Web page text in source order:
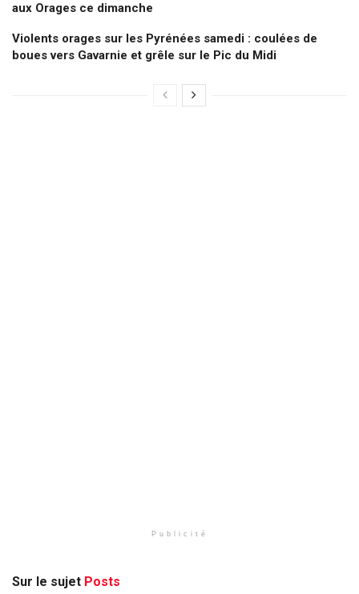
aux Orages ce dimanche
Violents orages sur les Pyrénées samedi : coulées de
boues vers Gavarnie et grêle sur le Pic du Midi
Publicité
Sur le sujet Posts